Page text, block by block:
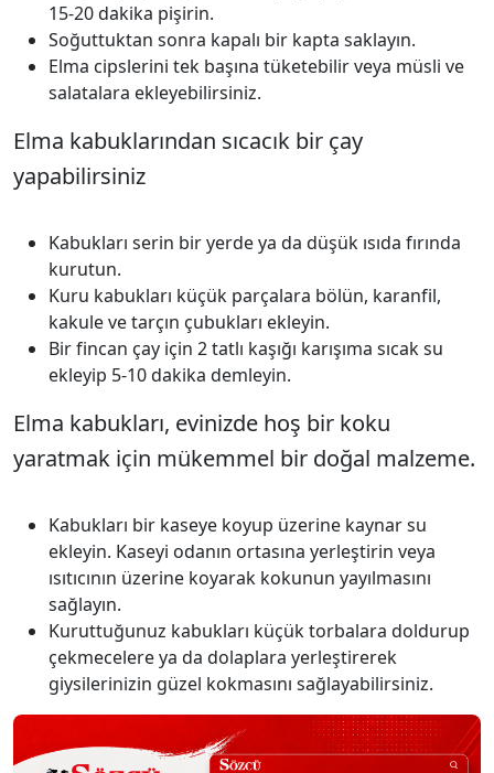
15-20 dakika pişirin.
Soğuttuktan sonra kapalı bir kapta saklayın.
Elma cipslerini tek başına tüketebilir veya müsli ve
salatalara ekleyebilirsiniz.
Elma kabuklarından sıcacık bir çay
yapabilirsiniz
Kabukları serin bir yerde ya da düşük ısıda fırında
kurutun.
Kuru kabukları küçük parçalara bölün, karanfil,
kakule ve tarçın çubukları ekleyin.
Bir fincan çay için 2 tatlı kaşığı karışıma sıcak su
ekleyip 5-10 dakika demleyin.
Elma kabukları, evinizde hoş bir koku
yaratmak için mükemmel bir doğal malzeme.
Kabukları bir kaseye koyup üzerine kaynar su
ekleyin. Kaseyi odanın ortasına yerleştirin veya
ısıtıcının üzerine koyarak kokunun yayılmasını
sağlayın.
Kuruttuğunuz kabukları küçük torbalara doldurup
çekmecelere ya da dolaplara yerleştirerek
giysilerinizin güzel kokmasını sağlayabilirsiniz.